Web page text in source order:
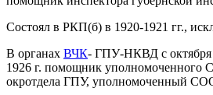
Состоял в РКП(б) в 1920-1921 гг.,
В органах ВЧК- ГПУ-НКВД с октября
1926 г. помощник уполномоченного
окротдела ГПУ, уполномоченный